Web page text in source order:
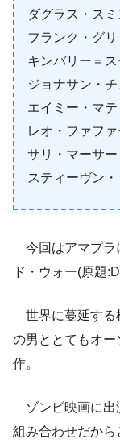
ダグラス・スミ
フランク・グリ
キンバリー＝
ジョナサン・
エイミー・マ
レオ・ファファ
サリ・マーサー
スティーヴン・
今回はアマプラ
ド・ウォー(原題
世界に蔓延する
の男ととてもオ
作。
ゾンビ映画に出
組み合わせだか